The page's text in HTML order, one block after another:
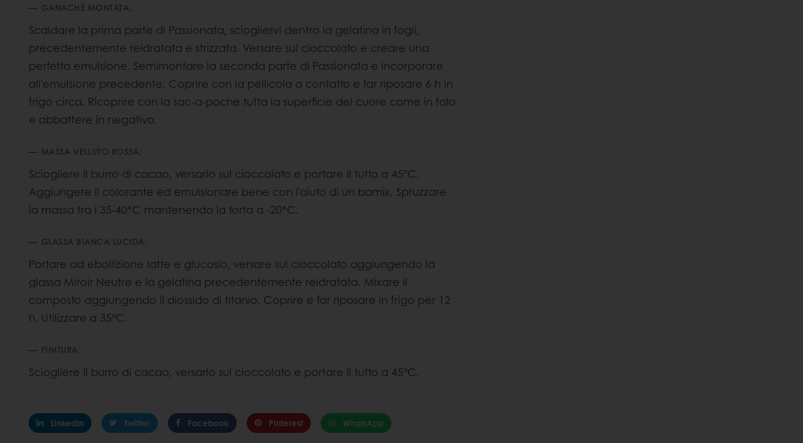
GANACHE MONTATA:
Scaldare la prima parte di Passionata, sciogliervi dentro la gelatina in fogli,
precedentemente reidratata e strizzata. Versare sul cioccolato e creare una
perfetta emulsione. Semimontare la seconda parte di Passionata e incorporare
all'emulsione precedente. Coprire con la pellicola a contatto e far riposare 6 h in
frigo circa. Ricoprire con la sac-a-poche tutta la superficie del cuore come in foto
e abbattere in negativo.
MASSA VELLUTO ROSSA:
Sciogliere il burro di cacao, versarlo sul cioccolato e portare il tutto a 45°C.
Aggiungere il colorante ed emulsionare bene con l'aiuto di un bamix. Spruzzare
la massa tra i 35-40*C mantenendo la torta a -20*C.
GLASSA BIANCA LUCIDA:
Portare ad ebollizione latte e glucosio, versare sul cioccolato aggiungendo la
glassa Miroir Neutre e la gelatina precedentemente reidratata. Mixare il
composto aggiungendo il diossido di titanio. Coprire e far riposare in frigo per 12
h. Utilizzare a 35°C.
FINITURA:
Sciogliere il burro di cacao, versarlo sul cioccolato e portare il tutto a 45°C.
LinkedIn Twitter Facebook Pinterest WhatsApp